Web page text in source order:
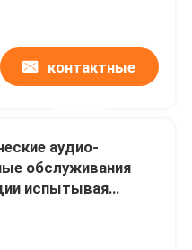
контактные
аудио-
обслуживания
испытывая